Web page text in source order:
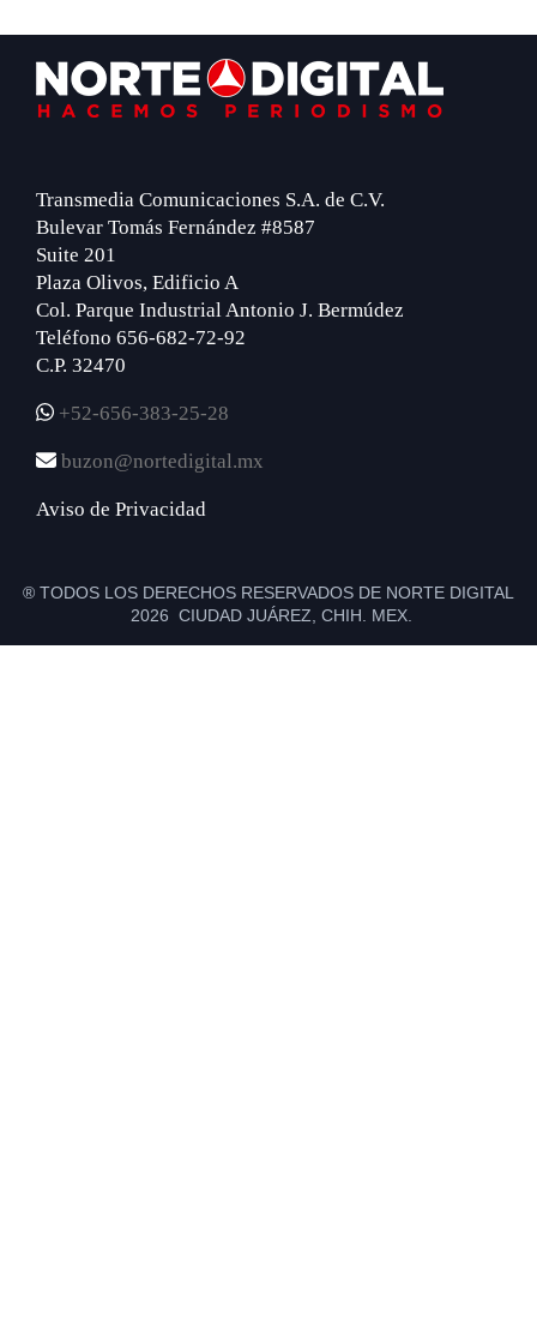
Footer
Transmedia Comunicaciones S.A. de C.V.
Bulevar Tomás Fernández #8587
Suite 201
Plaza Olivos, Edificio A
Col. Parque Industrial Antonio J. Bermúdez
Teléfono 656-682-72-92
C.P. 32470
+52-656-383-25-28
buzon@nortedigital.mx
Aviso de Privacidad
® TODOS LOS DERECHOS RESERVADOS DE NORTE DIGITAL
2026 CIUDAD JUÁREZ, CHIH. MEX.